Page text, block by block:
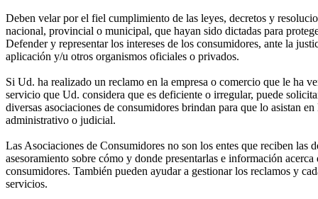
Deben velar por el fiel cumplimiento de las leyes, decretos y
nacional, provincial o municipal, que hayan sido dictadas para
Defender y representar los intereses de los consumidores, ante la
aplicación y/u otros organismos oficiales o privados.
Si Ud. ha realizado un reclamo en la empresa o comercio que le ha
servicio que Ud. considera que es deficiente o irregular, puede
diversas asociaciones de consumidores brindan para que lo asistan
administrativo o judicial.
Las Asociaciones de Consumidores no son los entes que reciben las
asesoramiento sobre cómo y donde presentarlas e información acerca
consumidores. También pueden ayudar a gestionar los reclamos y
servicios.